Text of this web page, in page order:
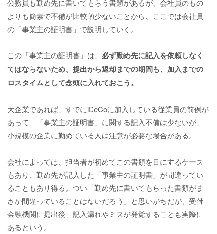
公務員も勤め先に書いてもらう書類があるが、会社員のもの
よりも簡素で不備が比較的少ないことから、ここでは会社員
の「事業主の証明書」で説明していく。
この「事業主の証明書」は、 必ず勤め先に記入を依頼しなく
てはならないため、提出から返却までの期間も、加入までの
ロスタイムとして念頭に入れておこう。
大企業であれば、すでにiDeCoに加入している従業員の前例が
あって、「事業主の証明書」に関する記入不備は少ないが、
小規模の企業に勤めている人は注意が必要な場合がある。
会社によっては、担当者が初めてこの書類を目にするケース
もあり、勤め先が記入した「事業主の証明書」が間違ってい
ることもあり得る。つい「勤め先に書いてもらった書類がま
さか間違っていることはないだろう」と思いがちだが、受付
金融機関に提出後、記入漏れやミスが発覚することも実際に
あるという。